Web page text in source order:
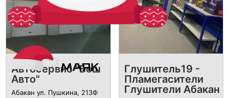
Автосервис "Бош
Авто"
Абакан ул. Пушкина, 213Ф
Глушитель19 -
Пламегасители
Глушители Абакан